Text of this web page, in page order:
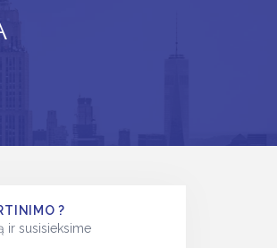
?
ir susisieksime